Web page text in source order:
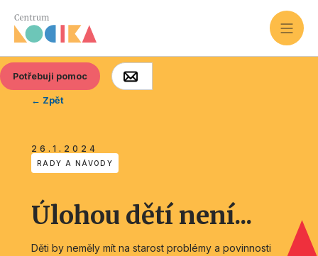
Potřebuji pomoc
← Zpět
26.1.2024
RADY A NÁVODY
Úlohou dětí není...
Děti by neměly mít na starost problémy a povinnosti